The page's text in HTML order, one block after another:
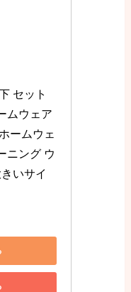
セット
ムウェア
ームウェ
ニング ウ
いサイ